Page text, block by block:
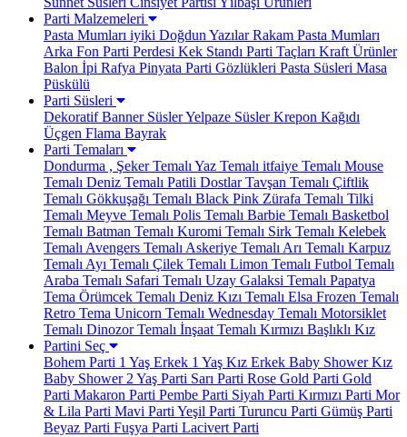
Parti Malzemeleri
Pasta Mumları iyiki Doğdun YazılarRakam Pasta Mumları
Arka Fon Parti Perdesi Kek Standı Parti Taçları Kraft Ürünler
Balon İpi Rafya Pinyata Parti Gözlükleri Pasta Süsleri Masa
Püskülü
Parti Süsleri
Dekoratif Banner SüslerYelpaze SüslerKrepon Kağıdı
Üçgen Flama Bayrak
Parti Temaları
Dondurma , Şeker Temalı Yaz Temalı itfaiye Temalı Mouse
Temalı Deniz Temalı Patili DostlarTavşan Temalı Çiftlik
Temalı Gökkuşağı Temalı Black Pink Zürafa Temalı Tilki
Temalı Meyve Temalı Polis Temalı Barbie Temalı Basketbol
Temalı Batman Temalı Kuromi Temalı Sirk Temalı Kelebek
Temalı Avengers Temalı Askeriye Temalı Arı Temalı Karpuz
Temalı Ayı Temalı Çilek Temalı Limon Temalı Futbol Temalı
Araba Temalı Safari Temalı Uzay Galaksi Temalı Papatya
Tema Örümcek Temalı Deniz Kızı Temalı Elsa Frozen Temalı
Retro Tema Unicorn Temalı Wednesday Temalı Motorsiklet
Temalı Dinozor Temalı İnşaat Temalı Kırmızı Başlıklı Kız
Partini Seç
Bohem Parti 1 Yaş Erkek 1 Yaş Kız Erkek Baby ShowerKız
Baby Shower2 Yaş Parti Sarı Parti Rose Gold Parti Gold
Parti Makaron Parti Pembe Parti Siyah Parti Kırmızı Parti Mor
& Lila Parti Mavi Parti Yeşil Parti Turuncu Parti Gümüş Parti
Beyaz Parti Fuşya Parti Lacivert Parti